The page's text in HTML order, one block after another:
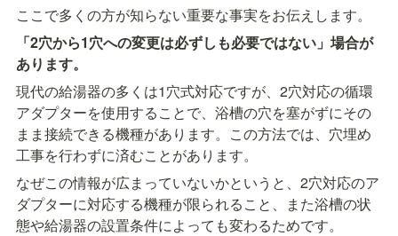
ここで多くの方が知らない重要な事実をお伝えします。
「2穴から1穴への変更は必ずしも必要ではない」場合が
あります。
現代の給湯器の多くは1穴式対応ですが、2穴対応の循環
アダプターを使用することで、浴槽の穴を塞がずにその
まま接続できる機種があります。この方法では、穴埋め
工事を行わずに済むことがあります。
なぜこの情報が広まっていないかというと、2穴対応のア
ダプターに対応する機種が限られること、また浴槽の状
態や給湯器の設置条件によっても変わるためです。